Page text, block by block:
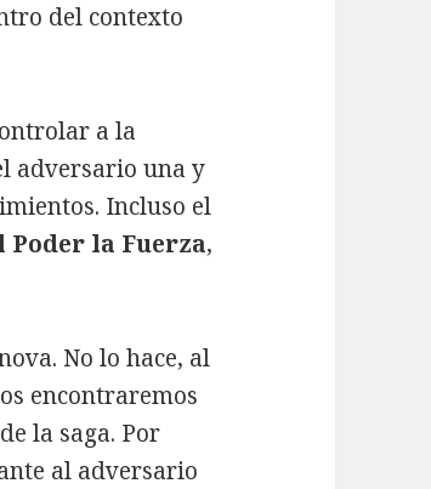
del contexto
a la
adversario una y
Incluso el
Poder la Fuerza,
No lo hace, al
encontraremos
la saga. Por
al adversario